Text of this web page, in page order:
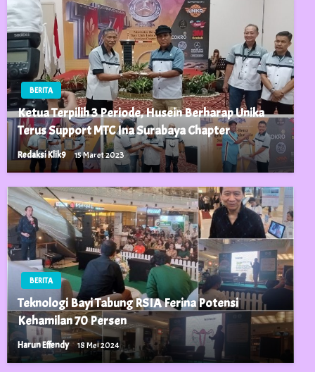
BERITA
Ketua Terpilih 3 Periode, Husein Berharap Unika
Terus Support MTC Ina Surabaya Chapter
Redaksi Klik9 15 Maret 2023
BERITA
Teknologi Bayi Tabung RSIA Ferina Potensi
Kehamilan 70 Persen
Harun Effendy 18 Mei 2024